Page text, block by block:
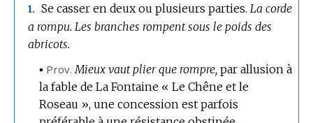
1. Se casser en deux ou plusieurs parties. La corde
a rompu. Les branches rompent sous le poids des
abricots.
▪ Prov. Mieux vaut plier que rompre, par allusion à
la fable de La Fontaine « Le Chêne et le
Roseau », une concession est parfois